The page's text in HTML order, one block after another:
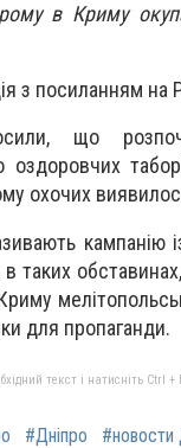
в Криму
з посиланням на
що
оздоровчих
охочих
кампанію
в таких
для пропаганди.
текст і натисніть Ctrl
#Дніпро #новости